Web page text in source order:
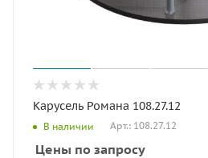
Карусель Романа 108.27.12
В наличии Арт.: 108.27.12
Цены по запросу